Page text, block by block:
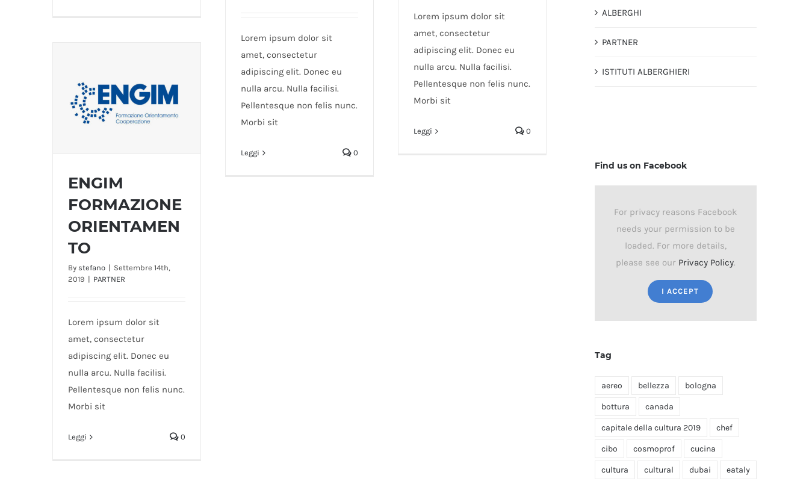
Lorem ipsum dolor sit
amet, consectetur
adipiscing elit. Donec eu
nulla arcu. Nulla facilisi.
Pellentesque non felis nunc.
Morbi sit
Leggi 0
Lorem ipsum dolor sit
amet, consectetur
adipiscing elit. Donec eu
nulla arcu. Nulla facilisi.
Pellentesque non felis nunc.
Morbi sit
Leggi 0
ENGIM FORMAZIONE
ORIENTAMENTO
ENGIM
FORMAZIONE
ORIENTAMEN
TO
By stefano | Settembre 14th,
2019 | PARTNER
Lorem ipsum dolor sit
amet, consectetur
adipiscing elit. Donec eu
nulla arcu. Nulla facilisi.
Pellentesque non felis nunc.
Morbi sit
Leggi 0
ALBERGHI
PARTNER
ISTITUTI ALBERGHIERI
Find us on Facebook
For privacy reasons Facebook
needs your permission to be
loaded. For more details,
please see our Privacy Policy.
I ACCEPT
Tag
aereo bellezza bologna
bottura canada
capitale della cultura 2019 chef
cibo cosmoprof cucina
cultura cultural dubai eataly